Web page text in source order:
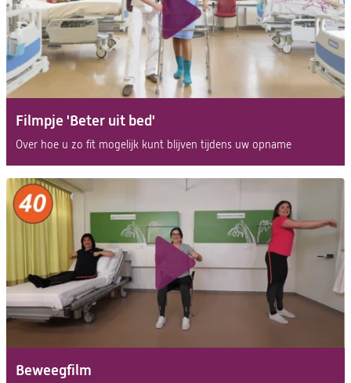
Filmpje 'Beter uit bed'
(opent
in
een
Over hoe u zo fit mogelijk kunt blijven tijdens uw opname
Beweegfilm
(opent